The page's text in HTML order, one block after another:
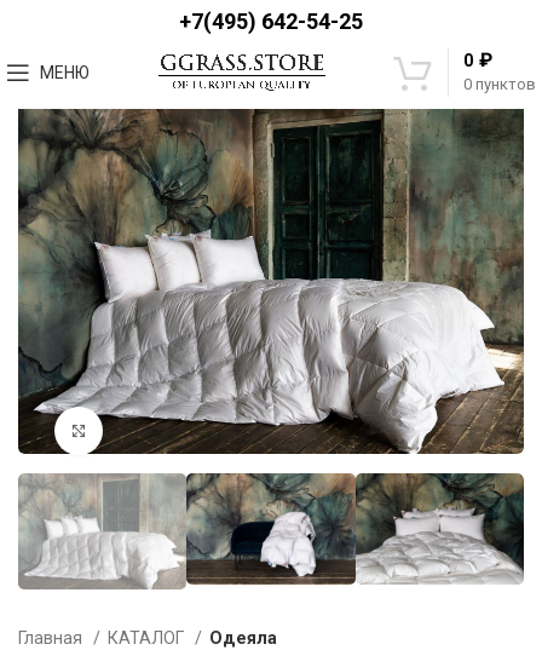
+7(495) 642-54-25
МЕНЮ
0 пунктов
0 ₽
Увеличить
Главная КАТАЛОГ Одеяла